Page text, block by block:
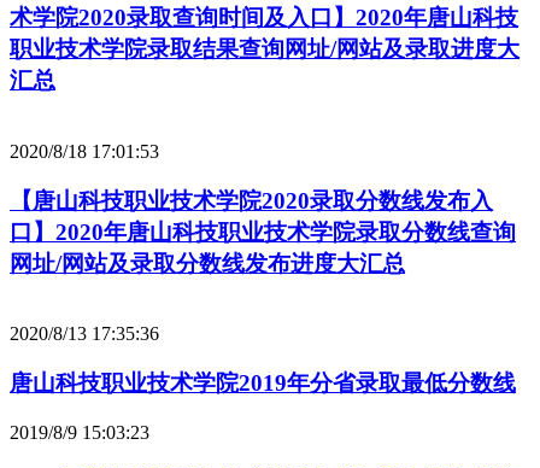
术学院2020录取查询时间及入口】2020年唐山科技
职业技术学院录取结果查询网址/网站及录取进度大
汇总
2020/8/18 17:01:53
【唐山科技职业技术学院2020录取分数线发布入
口】2020年唐山科技职业技术学院录取分数线查询
网址/网站及录取分数线发布进度大汇总
2020/8/13 17:35:36
唐山科技职业技术学院2019年分省录取最低分数线
2019/8/9 15:03:23